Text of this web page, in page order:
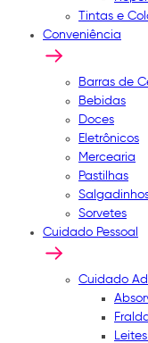
Tintas e
Conveniência
Barras de
Bebidas
Doces
Eletrônicos
Mercearia
Pastilhas
Sorvetes
Cuidado Pessoal
Cuidado